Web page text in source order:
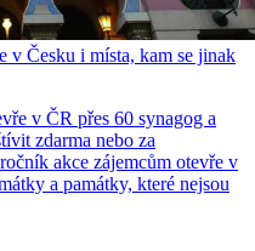
v Česku i místa, kam se jinak
v ČR přes 60 synagog a
zdarma nebo za
akce zájemcům otevře v
a památky, které nejsou